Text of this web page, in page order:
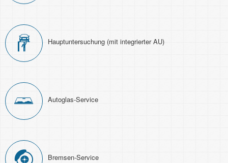
Haupt­unter­suchung (mit integrierter AU)
Autoglas-Service
Bremsen-Service